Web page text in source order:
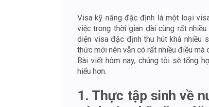
Visa kỹ năng đặc định là một loại
việc trong thời gian dài cùng rất
diện visa đặc định thu hút khá nhiều
thức mới nên vẫn có rất nhiều điều mà
Bài viết hôm nay, chúng tôi sẽ tổng
hiểu hơn.
1. Thực tập sinh về